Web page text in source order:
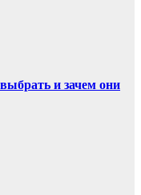
и зачем они